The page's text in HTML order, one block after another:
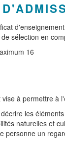
sélection en
16
à permettre à
les
naturelles et
personne un